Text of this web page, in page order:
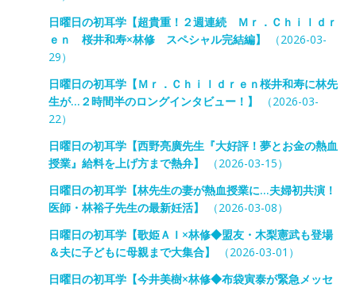
日曜日の初耳学【超貴重！２週連続 Ｍｒ．Ｃｈｉｌｄｒ
ｅｎ 桜井和寿×林修 スペシャル完結編】
（2026-03-
29）
日曜日の初耳学【Ｍｒ．Ｃｈｉｌｄｒｅｎ桜井和寿に林先
生が…２時間半のロングインタビュー！】
（2026-03-
22）
日曜日の初耳学【西野亮廣先生『大好評！夢とお金の熱血
授業』給料を上げ方まで熱弁】
（2026-03-15）
日曜日の初耳学【林先生の妻が熱血授業に…夫婦初共演！
医師・林裕子先生の最新妊活】
（2026-03-08）
日曜日の初耳学【歌姫ＡＩ×林修◆盟友・木梨憲武も登場
＆夫に子どもに母親まで大集合】
（2026-03-01）
日曜日の初耳学【今井美樹×林修◆布袋寅泰が緊急メッセ